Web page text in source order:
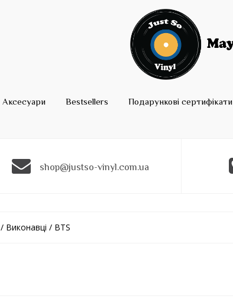
Аксесуари Bestsellers Подарункові сертифікати
shop@justso-vinyl.com.ua
/ Виконавці / BTS